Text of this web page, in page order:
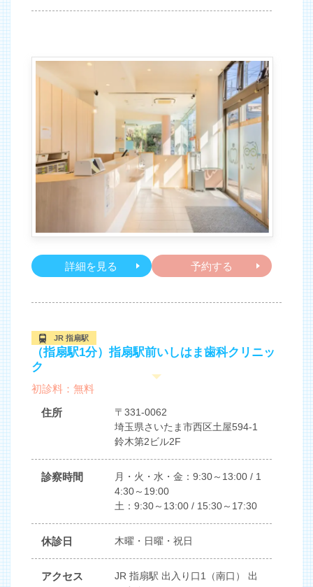
詳細を見る 予約する
（指扇駅1分）指扇駅前いしはま歯科クリニッ
ク
JR 指扇駅
初診料：無料
住所
〒331-0062
埼玉県さいたま市西区土屋594-1
鈴木第2ビル2F
診察時間
月・火・水・金：9:30～13:00 / 1
4:30～19:00
土：9:30～13:00 / 15:30～17:30
休診日 木曜・日曜・祝日
アクセス
JR 指扇駅 出入り口1（南口） 出